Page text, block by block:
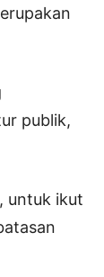
publik,
untuk ikut